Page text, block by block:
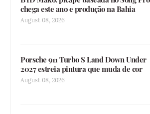
chega este ano e produção na Bahia
August 08, 2026
Porsche 911 Turbo S Land Down Under
2027 estreia pintura que muda de cor
August 08, 2026